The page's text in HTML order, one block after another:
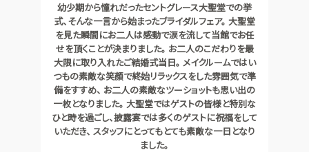
GUEST
ご列席者の皆さまへ
QA
よくあるご質問
SUPPORT
お手伝い
資料請求 お問い合わせ フェア予約
幼少期から憧れだったセントグレース大聖堂での挙
式、そんな一言から始まったブライダルフェア。 大聖堂
を見た瞬間にお二人は感動で涙を流して当館でお任
せを頂くことが決まりました。 お二人のこだわりを最
大限に取り入れたご結婚式当日。 メイクルームではい
つもの素敵な笑顔で終始リラックスをした雰囲気で準
備をすすめ、 お二人の素敵なツーショットも思い出の
一枚となりました。 大聖堂ではゲストの皆様と特別な
ひと時を過ごし、披露宴では多くのゲストに祝福をして
いただき、 スタッフにとってもとても素敵な一日となり
ました。